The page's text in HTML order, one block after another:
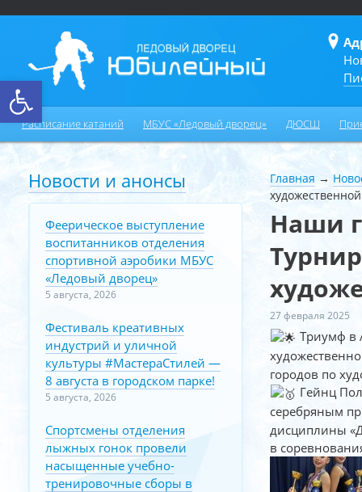
Открыть панель инструментов
Расписание катаний МБУС «Ледовый дворец» ДЮСШ
Главная →
Наши
27 февраля 2025
Триумф в
городов по
Гейнц
серебряным
дисциплины
в
Новости и анонсы
Феерическое выступление
воспитанников отделения
спортивной аэробики МБУС
«Ледовый дворец»
5 августа, 2026
Фестиваль креативных
индустрий и уличной
культуры #МастераСтилей —
8 августа в городском парке!
5 августа, 2026
Спортсмены отделения
лыжных гонок провели
насыщенные учебно-
тренировочные сборы в